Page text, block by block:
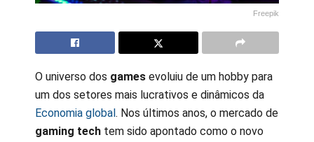
Freepik
O universo dos games evoluiu de um hobby para
um dos setores mais lucrativos e dinâmicos da
Economia global. Nos últimos anos, o mercado de
gaming tech tem sido apontado como o novo